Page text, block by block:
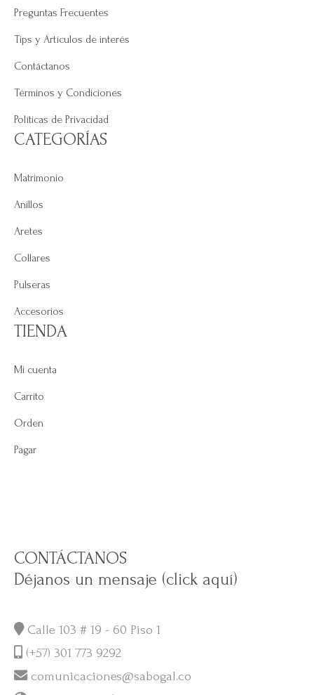
Preguntas Frecuentes
Tips y Artículos de interés
Contáctanos
Términos y Condiciones
Políticas de Privacidad
CATEGORÍAS
Matrimonio
Anillos
Aretes
Collares
Pulseras
Accesorios
TIENDA
Mi cuenta
Carrito
Orden
Pagar
CONTÁCTANOS
Déjanos un mensaje (click aquí)
Calle 103 # 19 - 60 Piso 1
(+57) 301 773 9292
comunicaciones@sabogal.co